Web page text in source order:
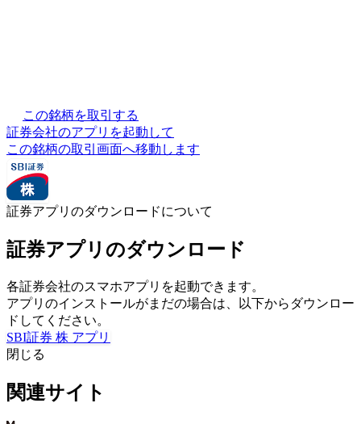
この銘柄を取引する
証券会社のアプリを起動して
この銘柄の取引画面へ移動します
証券アプリのダウンロードについて
証券アプリのダウンロード
各証券会社のスマホアプリを起動できます。
アプリのインストールがまだの場合は、以下からダウンロー
ドしてください。
SBI証券 株 アプリ
閉じる
関連サイト